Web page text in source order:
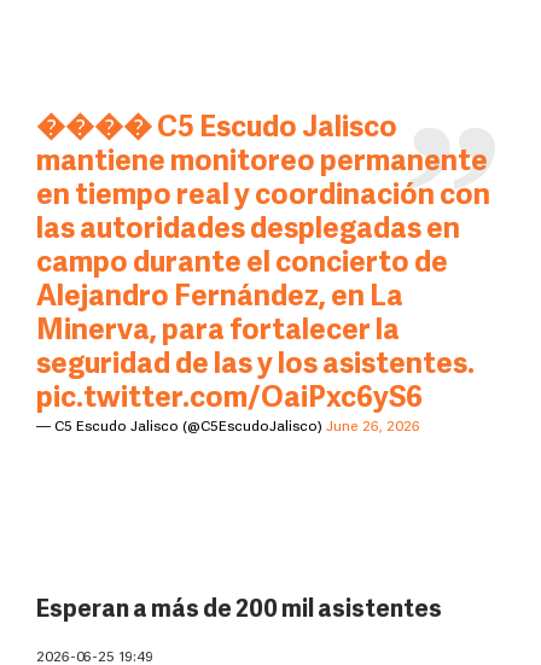
���� C5 Escudo Jalisco
mantiene monitoreo permanente
en tiempo real y coordinación con
las autoridades desplegadas en
campo durante el concierto de
Alejandro Fernández, en La
Minerva, para fortalecer la
seguridad de las y los asistentes.
pic.twitter.com/OaiPxc6yS6
— C5 Escudo Jalisco (@C5EscudoJalisco) June 26, 2026
Esperan a más de 200 mil asistentes
2026-06-25 19:49